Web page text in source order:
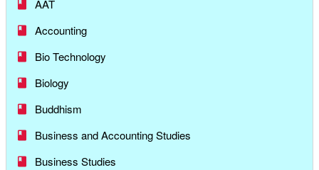
AAT
Accounting
Bio Technology
Biology
Buddhism
Business and Accounting Studies
Business Studies